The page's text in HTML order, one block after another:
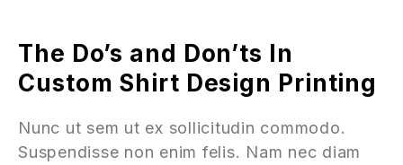
The Do’s and Don’ts In
Custom Shirt Design Printing
Nunc ut sem ut ex sollicitudin commodo.
Suspendisse non enim felis. Nam nec diam